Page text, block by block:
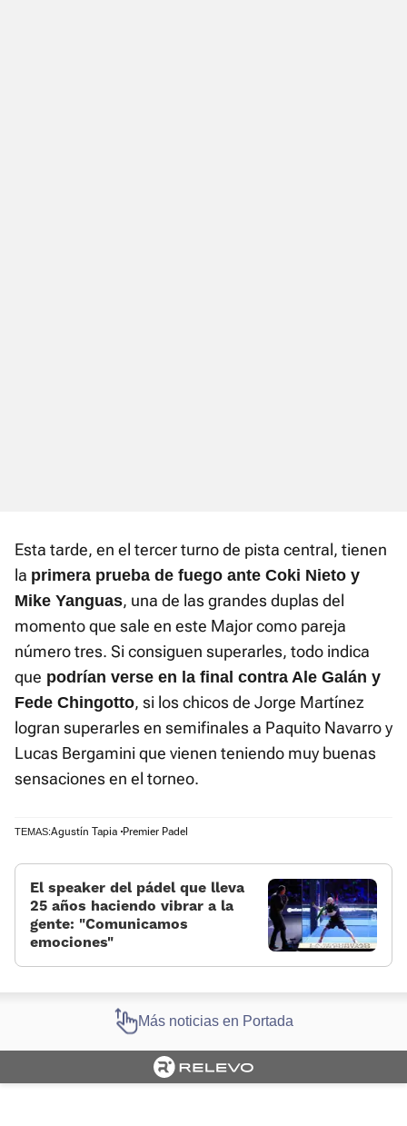
Esta tarde, en el tercer turno de pista central, tienen
la primera prueba de fuego ante Coki Nieto y
Mike Yanguas, una de las grandes duplas del
momento que sale en este Major como pareja
número tres. Si consiguen superarles, todo indica
que podrían verse en la final contra Ale Galán y
Fede Chingotto, si los chicos de Jorge Martínez
logran superarles en semifinales a Paquito Navarro y
Lucas Bergamini que vienen teniendo muy buenas
sensaciones en el torneo.
TEMAS:Agustín Tapia Premier Padel
El speaker del pádel que lleva
25 años haciendo vibrar a la
gente: “Comunicamos
emociones”
Más noticias en Portada